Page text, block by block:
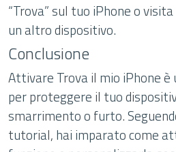
“Trova” sul tuo iPhone o
un altro dispositivo.
Conclusione
Attivare Trova il mio iPhone
per proteggere il tuo
smarrimento o furto.
tutorial, hai imparato come